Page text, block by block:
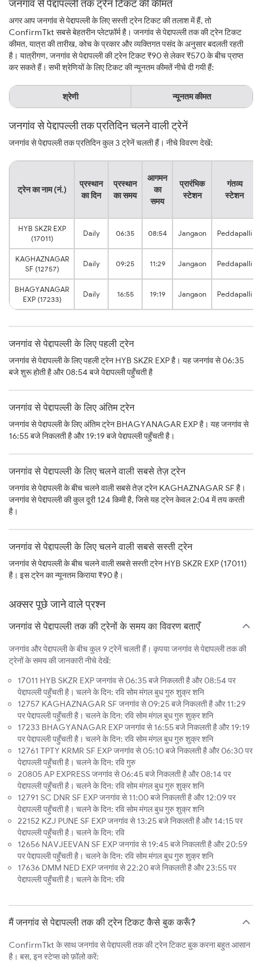
जनगांव से पेद्दापल्ली तक ट्रेन टिकट की कीमत
अगर आप जनगांव से पेद्दापल्ली के लिए सस्ती ट्रेन टिकट की तलाश में हैं, तो
ConfirmTkt सबसे बेहतरीन प्लेटफ़ॉर्म है। जनगांव से पेद्दापल्ली तक की ट्रेन टिकट
कीमत, यात्रा की तारीख, कोच के प्रकार और व्यक्तिगत पसंद के अनुसार बदलती रहती
है। यात्रीगण, जनगांव से पेद्दापल्ली की ट्रेन टिकट ₹90 से लेकर ₹570 के बीच प्राप्त
कर सकते हैं। सभी श्रेणियों के लिए टिकट की न्यूनतम कीमतें नीचे दी गयी हैं:
श्रेणी न्यूनतम कीमत
जनगांव से पेद्दापल्ली तक प्रतिदिन चलने वाली ट्रेनें
जनगांव से पेद्दापल्ली तक प्रतिदिन कुल 3 ट्रेनें चलती हैं। नीचे विवरण देखें:
ट्रेन का नाम (नं.)
प्रस्थान
का दिन
प्रस्थान
का समय
आगमन
का
समय
प्रारंभिक
स्टेशन
गंतव्य
स्टेशन
HYB SKZR EXP
(17011)
Daily 06:35 08:54 Jangaon Peddapalli
KAGHAZNAGAR
SF (12757)
Daily 09:25 11:29 Jangaon Peddapalli
BHAGYANAGAR
EXP (17233)
Daily 16:55 19:19 Jangaon Peddapalli
जनगांव से पेद्दापल्ली के लिए पहली ट्रेन
जनगांव से पेद्दापल्ली के लिए पहली ट्रेन HYB SKZR EXP है। यह जनगांव से 06:35
बजे शुरू होती है और 08:54 बजे पेद्दापल्ली पहुँचती है
जनगांव से पेद्दापल्ली के लिए अंतिम ट्रेन
जनगांव से पेद्दापल्ली के लिए अंतिम ट्रेन BHAGYANAGAR EXP है। यह जनगांव से
16:55 बजे निकलती है और 19:19 बजे पेद्दापल्ली पहुँचती है।
जनगांव से पेद्दापल्ली के लिए चलने वाली सबसे तेज़ ट्रेन
जनगांव से पेद्दापल्ली के बीच चलने वाली सबसे तेज़ ट्रेन KAGHAZNAGAR SF है।
जनगांव से पेद्दापल्ली की कुल दूरी 124 किमी है, जिसे यह ट्रेन केवल 2:04 में तय करती
है।
जनगांव से पेद्दापल्ली के लिए चलने वाली सबसे सस्ती ट्रेन
जनगांव से पेद्दापल्ली के बीच चलने वाली सबसे सस्ती ट्रेन HYB SKZR EXP (17011)
है। इस ट्रेन का न्यूनतम किराया ₹90 है।
अक्सर पूछे जाने वाले प्रश्न
जनगांव से पेद्दापल्ली तक की ट्रेनों के समय का विवरण बताएँ
जनगांव और पेद्दापल्ली के बीच कुल 9 ट्रेनें चलती हैं। कृपया जनगांव से पेद्दापल्ली तक की
ट्रेनों के समय की जानकारी नीचे देखें:
17011 HYB SKZR EXP जनगांव से 06:35 बजे निकलती है और 08:54 पर
पेद्दापल्ली पहुँचती है। चलने के दिन: रवि सोम मंगल बुध गुरु शुक्र शनि
12757 KAGHAZNAGAR SF जनगांव से 09:25 बजे निकलती है और 11:29
पर पेद्दापल्ली पहुँचती है। चलने के दिन: रवि सोम मंगल बुध गुरु शुक्र शनि
17233 BHAGYANAGAR EXP जनगांव से 16:55 बजे निकलती है और 19:19
पर पेद्दापल्ली पहुँचती है। चलने के दिन: रवि सोम मंगल बुध गुरु शुक्र शनि
12761 TPTY KRMR SF EXP जनगांव से 05:10 बजे निकलती है और 06:30 पर
पेद्दापल्ली पहुँचती है। चलने के दिन: रवि गुरु
20805 AP EXPRESS जनगांव से 06:45 बजे निकलती है और 08:14 पर
पेद्दापल्ली पहुँचती है। चलने के दिन: रवि सोम मंगल बुध गुरु शुक्र शनि
12791 SC DNR SF EXP जनगांव से 11:00 बजे निकलती है और 12:09 पर
पेद्दापल्ली पहुँचती है। चलने के दिन: रवि सोम मंगल बुध गुरु शुक्र शनि
22152 KZJ PUNE SF EXP जनगांव से 13:25 बजे निकलती है और 14:15 पर
पेद्दापल्ली पहुँचती है। चलने के दिन: रवि
12656 NAVJEEVAN SF EXP जनगांव से 19:45 बजे निकलती है और 20:59
पर पेद्दापल्ली पहुँचती है। चलने के दिन: रवि सोम मंगल बुध गुरु शुक्र शनि
17636 DMM NED EXP जनगांव से 22:20 बजे निकलती है और 23:55 पर
पेद्दापल्ली पहुँचती है। चलने के दिन: रवि
मैं जनगांव से पेद्दापल्ली तक की ट्रेन टिकट कैसे बुक करूँ?
ConfirmTkt के साथ जनगांव से पेद्दापल्ली तक की ट्रेन टिकट बुक करना बहुत आसान
है। बस, इन स्टेप्स को फ़ॉलो करें: